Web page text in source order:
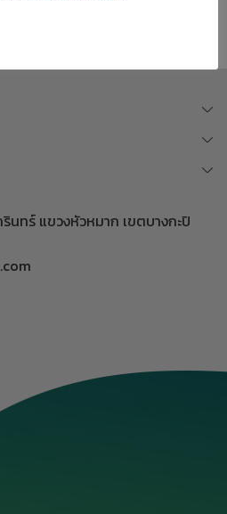
นทร์ แขวงหัวหมาก เขตบางกะปิ